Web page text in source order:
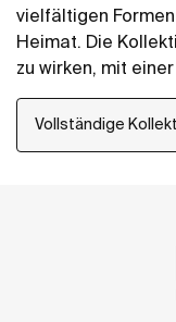
vielfältigen
Heimat. Die
zu wirken, mit
diejenigen
Landschaften
Vollständige